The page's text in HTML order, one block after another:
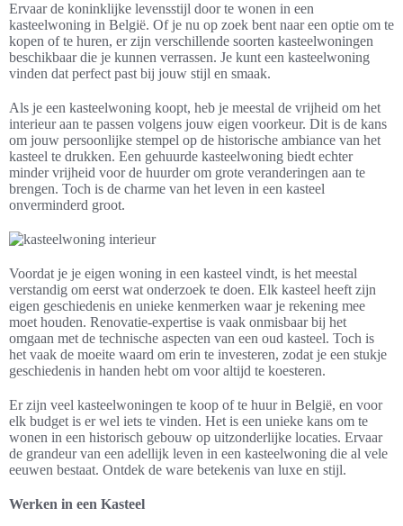
Ervaar de koninklijke levensstijl door te wonen in een
kasteelwoning in België. Of je nu op zoek bent naar een optie om te
kopen of te huren, er zijn verschillende soorten kasteelwoningen
beschikbaar die je kunnen verrassen. Je kunt een kasteelwoning
vinden dat perfect past bij jouw stijl en smaak.
Als je een kasteelwoning koopt, heb je meestal de vrijheid om het
interieur aan te passen volgens jouw eigen voorkeur. Dit is de kans
om jouw persoonlijke stempel op de historische ambiance van het
kasteel te drukken. Een gehuurde kasteelwoning biedt echter
minder vrijheid voor de huurder om grote veranderingen aan te
brengen. Toch is de charme van het leven in een kasteel
onverminderd groot.
Voordat je je eigen woning in een kasteel vindt, is het meestal
verstandig om eerst wat onderzoek te doen. Elk kasteel heeft zijn
eigen geschiedenis en unieke kenmerken waar je rekening mee
moet houden. Renovatie-expertise is vaak onmisbaar bij het
omgaan met de technische aspecten van een oud kasteel. Toch is
het vaak de moeite waard om erin te investeren, zodat je een stukje
geschiedenis in handen hebt om voor altijd te koesteren.
Er zijn veel kasteelwoningen te koop of te huur in België, en voor
elk budget is er wel iets te vinden. Het is een unieke kans om te
wonen in een historisch gebouw op uitzonderlijke locaties. Ervaar
de grandeur van een adellijk leven in een kasteelwoning die al vele
eeuwen bestaat. Ontdek de ware betekenis van luxe en stijl.
Werken in een Kasteel